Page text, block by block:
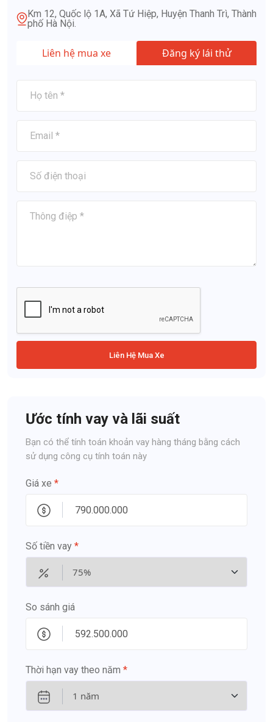
Km 12, Quốc lộ 1A, Xã Tứ Hiệp, Huyện Thanh Trì, Thành
phố Hà Nội.
Liên hệ mua xe Đăng ký lái thử
Liên Hệ Mua Xe
Ước tính vay và lãi suất
Bạn có thể tính toán khoản vay hàng tháng bằng cách
sử dụng công cụ tính toán này
Giá xe *
Số tiền vay *
So sánh giá
Thời hạn vay theo năm *